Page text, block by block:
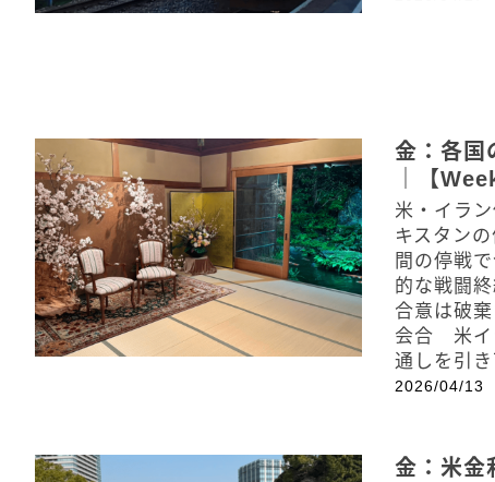
金：各国
｜【
米・イラ
キスタン
間の停戦
的な戦闘
合意は破
会合 米イ
通しを引
2026/04/13
金：米金